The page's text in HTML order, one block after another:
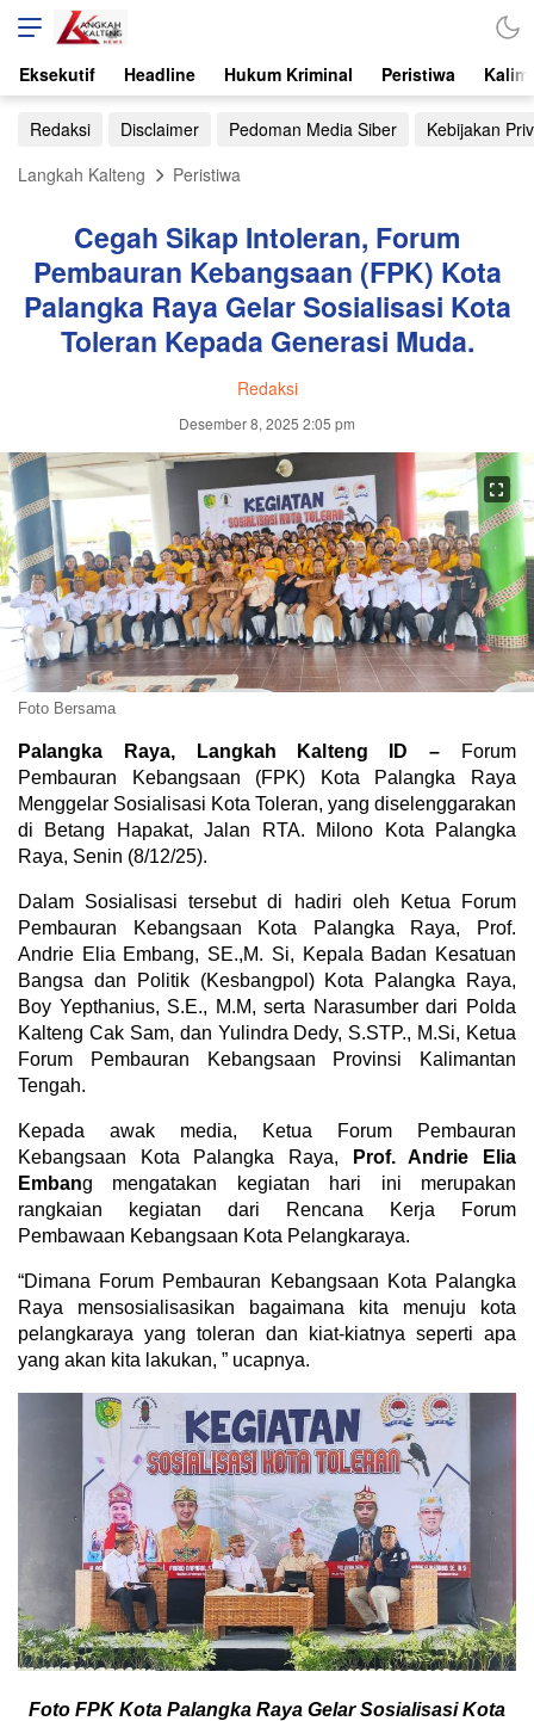
Eksekutif Headline Hukum Kriminal Peristiwa
Redaksi Disclaimer Pedoman Media Siber
Kebijakan
Langkah Kalteng
Peristiwa
Cegah Sikap Intoleran, Forum
Pembauran Kebangsaan (FPK) Kota
Palangka Raya Gelar Sosialisasi Kota
Toleran Kepada Generasi Muda.
Redaksi
Desember 8, 2025 2:05 pm
Foto Bersama
Palangka Raya, Langkah Kalteng ID – Forum
Pembauran Kebangsaan (FPK) Kota Palangka Raya
Menggelar Sosialisasi Kota Toleran, yang diselenggarakan
di Betang Hapakat, Jalan RTA. Milono Kota Palangka
Raya, Senin (8/12/25).
Dalam Sosialisasi tersebut di hadiri oleh Ketua Forum
Pembauran Kebangsaan Kota Palangka Raya, Prof.
Andrie Elia Embang, SE.,M. Si, Kepala Badan Kesatuan
Bangsa dan Politik (Kesbangpol) Kota Palangka Raya,
Boy Yepthanius, S.E., M.M, serta Narasumber dari Polda
Kalteng Cak Sam, dan Yulindra Dedy, S.STP., M.Si, Ketua
Forum Pembauran Kebangsaan Provinsi Kalimantan
Tengah.
Kepada awak media, Ketua Forum Pembauran
Kebangsaan Kota Palangka Raya,
Prof. Andrie Elia
Embang mengatakan kegiatan hari ini merupakan
rangkaian kegiatan dari Rencana Kerja Forum
Pembawaan Kebangsaan Kota Pelangkaraya.
“Dimana Forum Pembauran Kebangsaan Kota Palangka
Raya mensosialisasikan bagaimana kita menuju kota
pelangkaraya yang toleran dan kiat-kiatnya seperti apa
yang akan kita lakukan, ” ucapnya.
Foto FPK Kota Palangka Raya Gelar Sosialisasi Kota